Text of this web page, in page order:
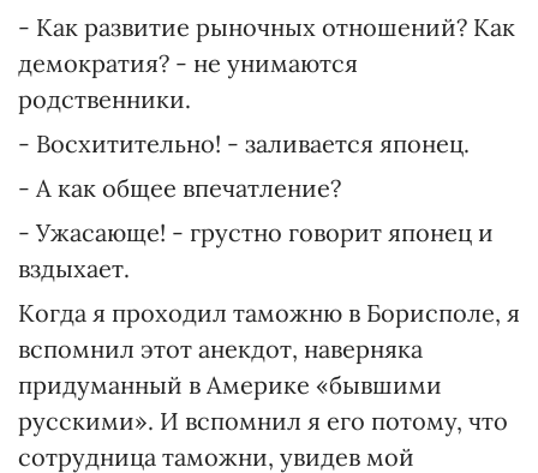
- Как развитие рыночных отношений? Как
демократия? - не унимаются
родственники.
- Восхитительно! - заливается японец.
- А как общее впечатление?
- Ужасающе! - грустно говорит японец и
вздыхает.
Когда я проходил таможню в Борисполе, я
вспомнил этот анекдот, наверняка
придуманный в Америке «бывшими
русскими». И вспомнил я его потому, что
сотрудница таможни, увидев мой